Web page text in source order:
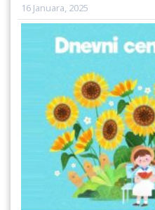
16 Januara, 2025